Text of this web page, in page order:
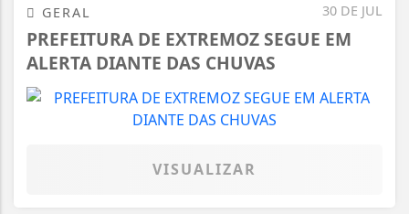
30 DE JUL
GERAL
PREFEITURA DE EXTREMOZ SEGUE EM
ALERTA DIANTE DAS CHUVAS
VISUALIZAR